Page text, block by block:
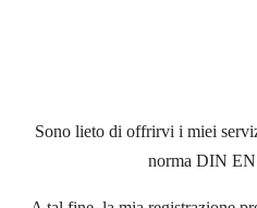
Sono lieto di offrirvi i miei
norma DIN